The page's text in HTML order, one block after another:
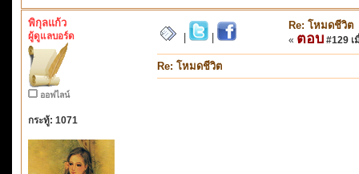
พิกุลแก้ว
ผู้ดูแลบอร์ด
ออฟไลน์
กระทู้: 1071
Re: โหมดชีวิต
« ตอบ #129 เ
Re: โหมดชีวิต